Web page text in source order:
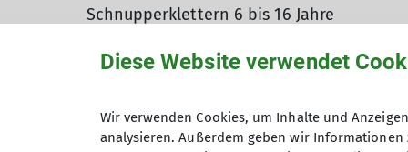
Schnupperklettern 6 bis 16 Jahre
Schnupperklettern ab 16 Jahre
können optional anfallen und
Diese Website verwendet
Wir verwenden Cookies, um Inhalte und
analysieren. Außerdem geben wir